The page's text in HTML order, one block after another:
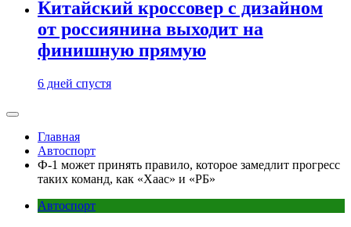
Китайский кроссовер с дизайном
от россиянина выходит на
финишную прямую
6 дней спустя
Главная
Автоспорт
Ф-1 может принять правило, которое замедлит прогресс
таких команд, как «Хаас» и «РБ»
Автоспорт